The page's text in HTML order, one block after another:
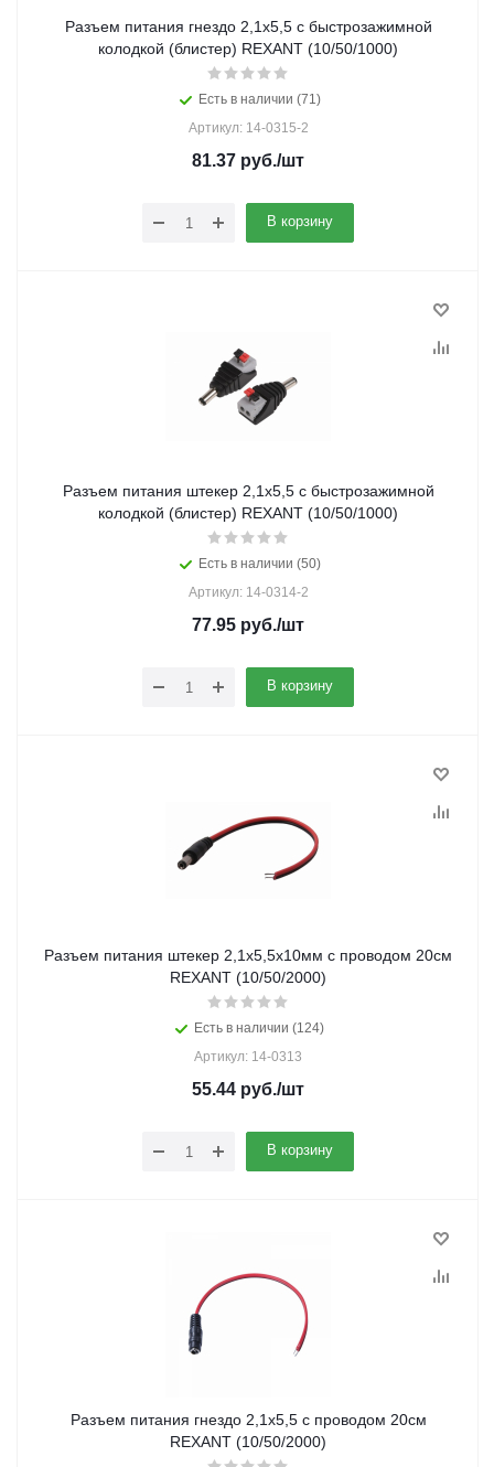
Разъем питания гнездо 2,1х5,5 с быстрозажимной
колодкой (блистер) REXANT (10/50/1000)
Есть в наличии (71)
Артикул: 14-0315-2
81.37 руб./шт
В корзину
Разъем питания штекер 2,1х5,5 с быстрозажимной
колодкой (блистер) REXANT (10/50/1000)
Есть в наличии (50)
Артикул: 14-0314-2
77.95 руб./шт
В корзину
Разъем питания штекер 2,1х5,5x10мм с проводом 20см
REXANT (10/50/2000)
Есть в наличии (124)
Артикул: 14-0313
55.44 руб./шт
В корзину
Разъем питания гнездо 2,1х5,5 с проводом 20см
REXANT (10/50/2000)